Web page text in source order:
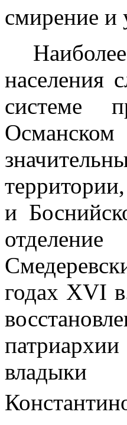
смирение и
населения
системе
и
годах XVI